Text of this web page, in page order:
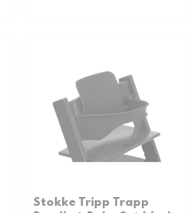
Stokke Tripp Trapp